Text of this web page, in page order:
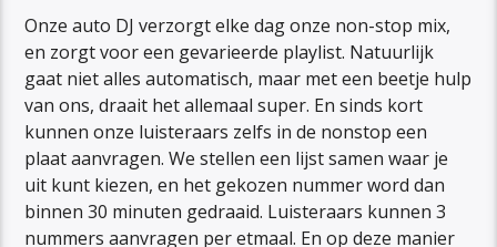
Onze auto DJ verzorgt elke dag onze non-stop mix,
en zorgt voor een gevarieerde playlist. Natuurlijk
gaat niet alles automatisch, maar met een beetje hulp
van ons, draait het allemaal super. En sinds kort
kunnen onze luisteraars zelfs in de nonstop een
plaat aanvragen. We stellen een lijst samen waar je
uit kunt kiezen, en het gekozen nummer word dan
binnen 30 minuten gedraaid. Luisteraars kunnen 3
nummers aanvragen per etmaal. En op deze manier